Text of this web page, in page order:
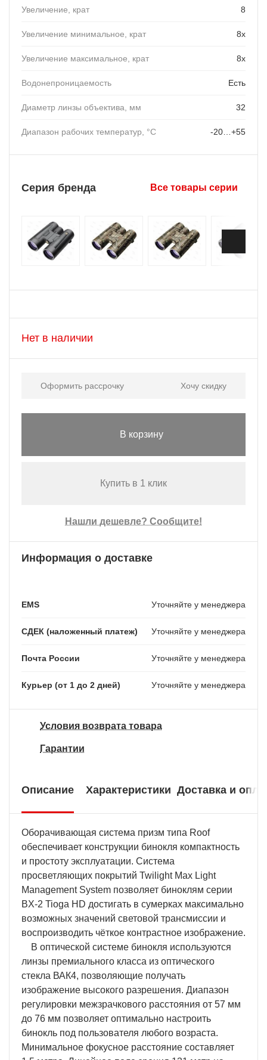
Увеличение, крат 8
Увеличение минимальное, крат 8х
Увеличение максимальное, крат 8х
Водонепроницаемость Есть
Диаметр линзы объектива, мм 32
Диапазон рабочих температур, °C -20…+55
Серия бренда Все товары серии
Нет в наличии
Оформить рассрочку Хочу скидку
В корзину
Купить в 1 клик
Нашли дешевле? Сообщите!
Информация о доставке
EMS Уточняйте у менеджера
СДЕК (наложенный платеж) Уточняйте у менеджера
Почта России Уточняйте у менеджера
Курьер (от 1 до 2 дней) Уточняйте у менеджера
Условия возврата товара
Гарантии
Описание Характеристики Доставка и
Оборачивающая система призм типа Roof
обеспечивает конструкции бинокля компактность
и простоту эксплуатации. Система
просветляющих покрытий Twilight Max Light
Management System позволяет биноклям серии
BX-2 Tioga HD достигать в сумерках максимально
возможных значений световой трансмиссии и
воспроизводить чёткое контрастное изображение.
В оптической системе бинокля используются
линзы премиального класса из оптического
стекла ВАК4, позволяющие получать
изображение высокого разрешения. Диапазон
регулировки межзрачкового расстояния от 57 мм
до 76 мм позволяет оптимально настроить
бинокль под пользователя любого возраста.
Минимальное фокусное расстояние составляет